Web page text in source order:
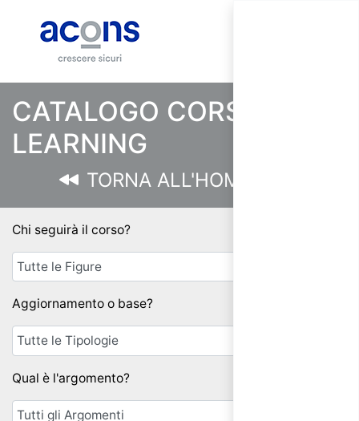
CATALOGO CORSI E-
LEARNING
TORNA ALL'HOMEPAGE
Chi seguirà il corso?
Aggiornamento o base?
Qual è l'argomento?